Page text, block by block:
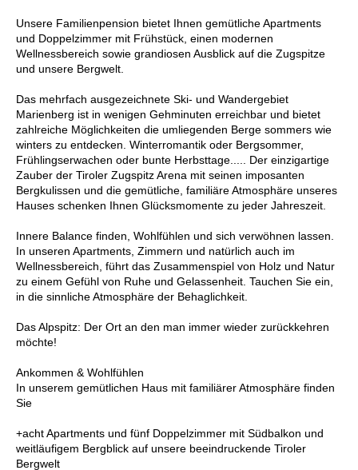
Unsere Familienpension bietet Ihnen gemütliche Apartments
und Doppelzimmer mit Frühstück, einen modernen
Wellnessbereich sowie grandiosen Ausblick auf die Zugspitze
und unsere Bergwelt.
Das mehrfach ausgezeichnete Ski- und Wandergebiet
Marienberg ist in wenigen Gehminuten erreichbar und bietet
zahlreiche Möglichkeiten die umliegenden Berge sommers wie
winters zu entdecken. Winterromantik oder Bergsommer,
Frühlingserwachen oder bunte Herbsttage..... Der einzigartige
Zauber der Tiroler Zugspitz Arena mit seinen imposanten
Bergkulissen und die gemütliche, familiäre Atmosphäre unseres
Hauses schenken Ihnen Glücksmomente zu jeder Jahreszeit.
Innere Balance finden, Wohlfühlen und sich verwöhnen lassen.
In unseren Apartments, Zimmern und natürlich auch im
Wellnessbereich, führt das Zusammenspiel von Holz und Natur
zu einem Gefühl von Ruhe und Gelassenheit. Tauchen Sie ein,
in die sinnliche Atmosphäre der Behaglichkeit.
Das Alpspitz: Der Ort an den man immer wieder zurückkehren
möchte!
Ankommen & Wohlfühlen
In unserem gemütlichen Haus mit familiärer Atmosphäre finden
Sie
+acht Apartments und fünf Doppelzimmer mit Südbalkon und
weitläufigem Bergblick auf unsere beeindruckende Tiroler
Bergwelt